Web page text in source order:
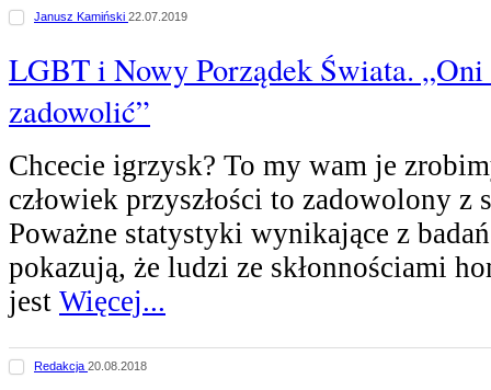
Janusz Kamiński 22.07.2019
LGBT i Nowy Porządek Świata.
zadowolić”
Chcecie igrzysk? To my wam je
człowiek przyszłości to zadowolony z
Poważne statystyki wynikające z
pokazują, że ludzi ze skłonnościami
jest Więcej...
Redakcja 20.08.2018